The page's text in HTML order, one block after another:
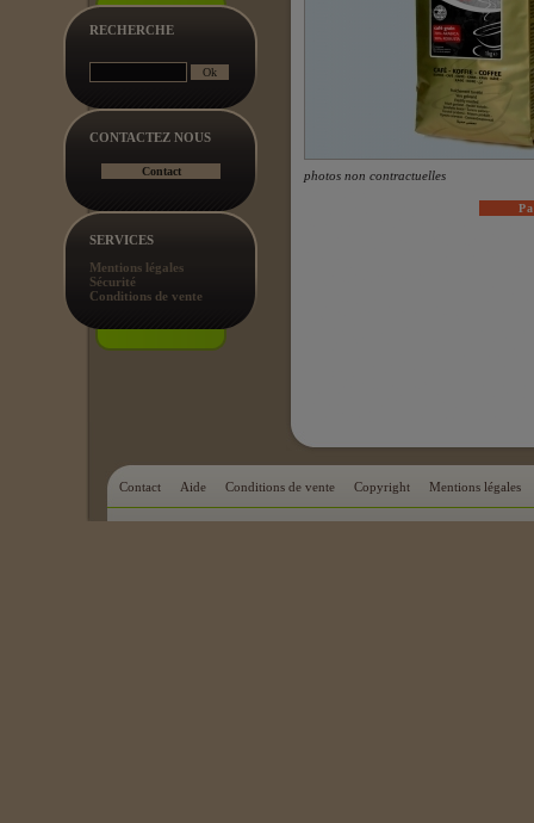
RECHERCHE
CONTACTEZ NOUS
SERVICES
Mentions légales
Sécurité
Conditions de vente
photos non contractuelles
Contact Aide Conditions de vente Copyright Mentions légales